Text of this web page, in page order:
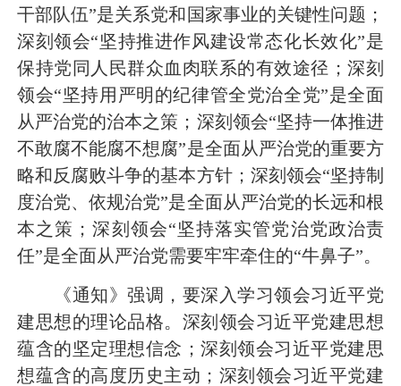
干部队伍”是关系党和国家事业的关键性问题；
深刻领会“坚持推进作风建设常态化长效化”是
保持党同人民群众血肉联系的有效途径；深刻
领会“坚持用严明的纪律管全党治全党”是全面
从严治党的治本之策；深刻领会“坚持一体推进
不敢腐不能腐不想腐”是全面从严治党的重要方
略和反腐败斗争的基本方针；深刻领会“坚持制
度治党、依规治党”是全面从严治党的长远和根
本之策；深刻领会“坚持落实管党治党政治责
任”是全面从严治党需要牢牢牵住的“牛鼻子”。
《通知》强调，要深入学习领会习近平党
建思想的理论品格。深刻领会习近平党建思想
蕴含的坚定理想信念；深刻领会习近平党建思
想蕴含的高度历史主动；深刻领会习近平党建